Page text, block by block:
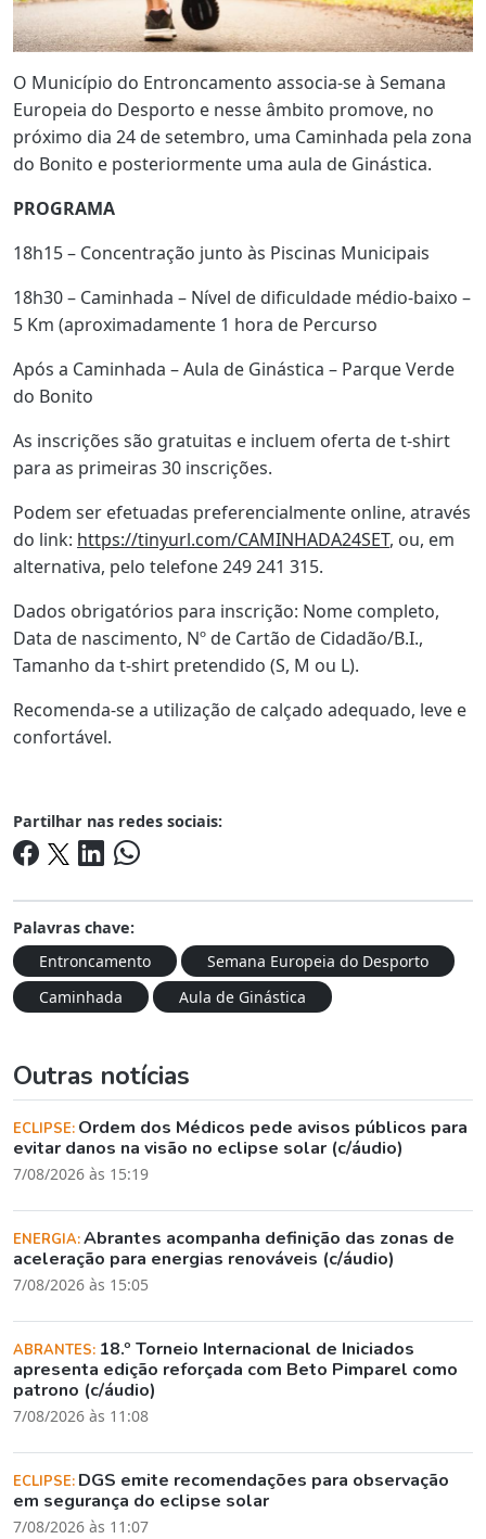
O Município do Entroncamento associa-se à Semana
Europeia do Desporto e nesse âmbito promove, no
próximo dia 24 de setembro, uma Caminhada pela zona
do Bonito e posteriormente uma aula de Ginástica.
PROGRAMA
18h15 – Concentração junto às Piscinas Municipais
18h30 – Caminhada – Nível de dificuldade médio-baixo –
5 Km (aproximadamente 1 hora de Percurso
Após a Caminhada – Aula de Ginástica – Parque Verde
do Bonito
As inscrições são gratuitas e incluem oferta de t-shirt
para as primeiras 30 inscrições.
Podem ser efetuadas preferencialmente online, através
do link: https://tinyurl.com/CAMINHADA24SET, ou, em
alternativa, pelo telefone 249 241 315.
Dados obrigatórios para inscrição: Nome completo,
Data de nascimento, Nº de Cartão de Cidadão/B.I.,
Tamanho da t-shirt pretendido (S, M ou L).
Recomenda-se a utilização de calçado adequado, leve e
confortável.
Partilhar nas redes sociais:
Palavras chave:
Entroncamento
Semana Europeia do Desporto
Caminhada
Aula de Ginástica
Outras notícias
ECLIPSE: Ordem dos Médicos pede avisos públicos para
evitar danos na visão no eclipse solar (c/áudio)
7/08/2026 às 15:19
ENERGIA:Abrantes acompanha definição das zonas de
aceleração para energias renováveis (c/áudio)
7/08/2026 às 15:05
ABRANTES: 18.º Torneio Internacional de Iniciados
apresenta edição reforçada com Beto Pimparel como
patrono (c/áudio)
7/08/2026 às 11:08
ECLIPSE: DGS emite recomendações para observação
em segurança do eclipse solar
7/08/2026 às 11:07